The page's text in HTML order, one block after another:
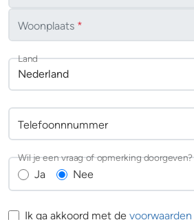
Woonplaats *
Nederland
Land
Telefoonnnummer
Ja Nee
Wil je een vraag of opmerking doorgeven?
Ik ga akkoord met de voorwaarden